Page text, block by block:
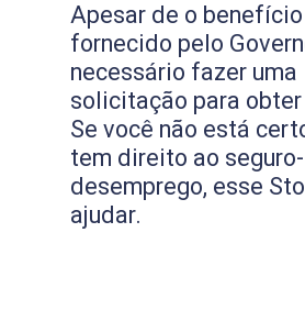
Apesar de o
fornecido pelo
necessário fazer uma
solicitação para
Se você não está
tem direito ao seguro-
desemprego, esse
ajudar.